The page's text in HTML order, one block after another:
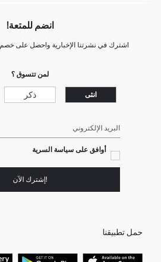
انضم للمتعة!
اشترك في نشرتنا الإخبارية واحصل على خصم 10٪ على تسوقك الأول!
لمن تتسوق ؟
انثى ذكر
البريد الإلكتروني
أوافق على سياسة السرية
!إشترك الآن
حمل تطبيقنا